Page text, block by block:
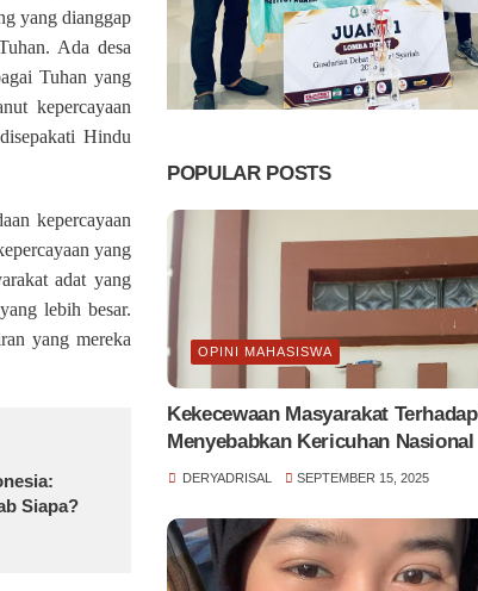
yang dianggap
Ada desa
Tuhan yang
kepercayaan
Hindu
kepercayaan
yang
adat yang
lebih besar.
yang mereka
Siapa?
POPULAR POSTS
OPINI MAHASISWA
Kekecewaan Masyarakat
Menyebabkan Kericuhan Nasional
DERYADRISAL SEPTEMBER 15, 2025